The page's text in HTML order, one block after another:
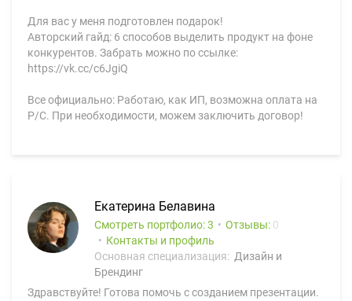
Для вас у меня подготовлен подарок!
Авторский гайд: 6 способов выделить продукт на фоне
конкурентов. Забрать можно по ссылке:
https://vk.cc/c6JgiQ
Все официально: Работаю, как ИП, возможна оплата на
Р/С. При необходимости, можем заключить договор!
Екатерина Белавина
Смотреть портфолио: 3 Отзывы: 0
Контакты и профиль
Основная специализация: Дизайн и
Брендинг
Здравствуйте! Готова помочь с созданием презентации.